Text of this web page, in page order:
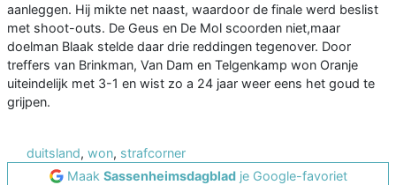
aanleggen. Hij mikte net naast, waardoor de finale werd beslist
met shoot-outs. De Geus en De Mol scoorden niet,maar
doelman Blaak stelde daar drie reddingen tegenover. Door
treffers van Brinkman, Van Dam en Telgenkamp won Oranje
uiteindelijk met 3-1 en wist zo a 24 jaar weer eens het goud te
grijpen.
duitsland, won, strafcorner
Maak Sassenheimsdagbladje Google-favoriet